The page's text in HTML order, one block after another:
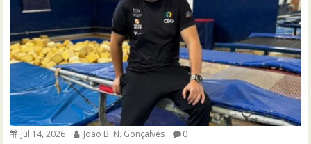
jul 14, 2026 João B. N. Gonçalves 0